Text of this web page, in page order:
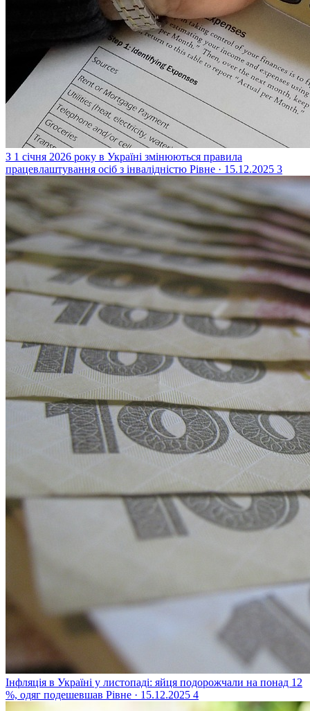
З 1 січня 2026 року в Україні змінюються правила
працевлаштування осіб з інвалідністю Рівне · 15.12.2025 3
Інфляція в Україні у листопаді: яйця подорожчали на понад 12
%, одяг подешевшав Рівне · 15.12.2025 4